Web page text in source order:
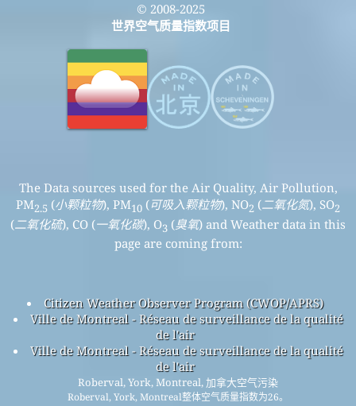
© 2008-2025
世界空气质量指数项目
The Data sources used for the Air Quality, Air Pollution,
PM2.5 (小颗粒物), PM10 (可吸入颗粒物), NO2 (二氧化氮), SO2
(二氧化硫), CO (一氧化碳), O3 (臭氧) and Weather data in this
page are coming from:
Citizen Weather Observer Program (CWOP/APRS)
Ville de Montreal - Réseau de surveillance de la qualité
de l'air
Ville de Montreal - Réseau de surveillance de la qualité
de l'air
Roberval, York, Montreal, 加拿大空气污染
Roberval, York, Montreal整体空气质量指数为26。